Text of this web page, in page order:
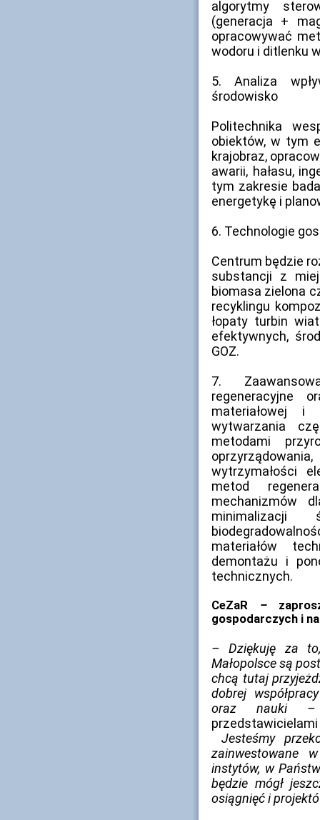
algorytmy
(generacja +
opracowywać
wodoru i ditlenku
5. Analiza
środowisko
Politechnika
obiektów, w tym
krajobraz,
awarii, hałasu,
tym zakresie
energetykę i
6. Technologie
Centrum będzie
substancji z
biomasa zielona
recyklingu
łopaty turbin
efektywnych,
GOZ.
7.
regeneracyjne
materiałowej i
wytwarzania
metodami
wytrzymałości
metod
mechanizmów
minimalizacji
materiałów
demontażu i
technicznych.
CeZaR –
gospodarczych i
– Dziękuję za
Małopolsce są
chcą tutaj
dobrej
oraz nauki
Jesteśmy
zainwestowane
instytów, w
będzie mógł
osiągnięć i